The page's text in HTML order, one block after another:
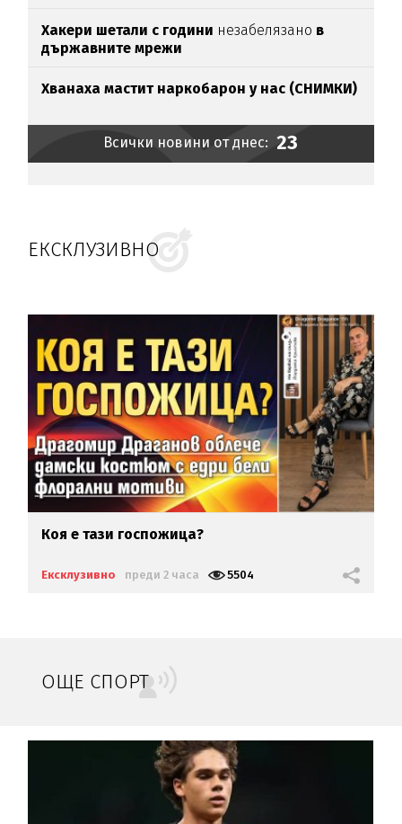
Хакери шетали с години незабелязано в
държавните мрежи
Хванаха мастит наркобарон у нас (СНИМКИ)
Всички новини от днес: 23
ЕКСКЛУЗИВНО
Коя е тази госпожица?
Ексклузивно преди 2 часа 5504
ОЩЕ СПОРТ